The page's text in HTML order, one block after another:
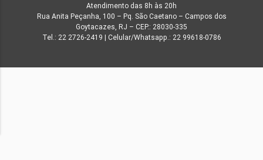
Atendimento das 8h às 20h
Rua Anita Peçanha, 100 – Pq. São Caetano – Campos dos
Goytacazes, RJ – CEP.: 28030-335
Tel.: 22 2726-2419 | Celular/Whatsapp.: 22 99618-0786